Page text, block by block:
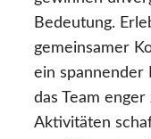
Bedeutung.
gemeinsamer
ein spannender
das Team
Aktivitäten